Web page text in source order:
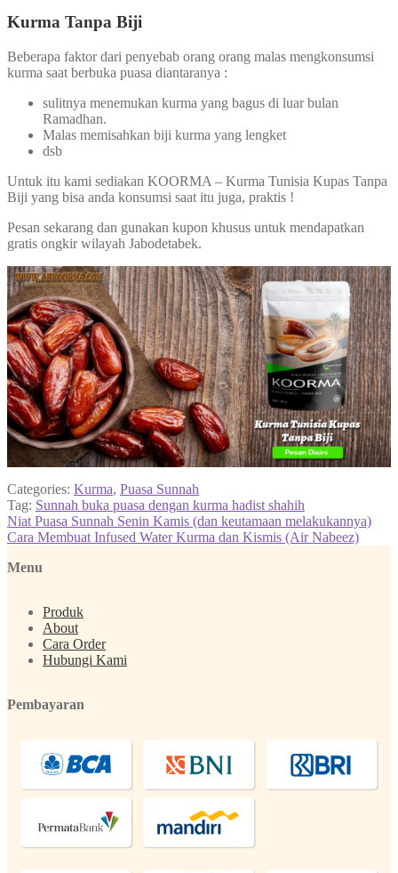
Kurma Tanpa Biji
Beberapa faktor dari penyebab orang orang malas mengkonsumsi
kurma saat berbuka puasa diantaranya :
sulitnya menemukan kurma yang bagus di luar bulan
Ramadhan.
Malas memisahkan biji kurma yang lengket
dsb
Untuk itu kami sediakan KOORMA – Kurma Tunisia Kupas Tanpa
Biji yang bisa anda konsumsi saat itu juga, praktis !
Pesan sekarang dan gunakan kupon khusus untuk mendapatkan
gratis ongkir wilayah Jabodetabek.
Categories: Kurma, Puasa Sunnah
Tag: Sunnah buka puasa dengan kurma hadist shahih
Post
navigation
Previous
post:
Niat Puasa Sunnah Senin Kamis (dan keutamaan melakukannya)
Next
Cara Membuat Infused Water Kurma dan Kismis (Air Nabeez)
Menu
Produk
About
Cara Order
Hubungi Kami
Pembayaran